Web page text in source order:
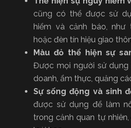
cũng có thể được sử
hiểm và cảnh báo, như
hoặc đèn tín hiệu giao
Màu đỏ thể hiện sự
Được mọi người sử dụng
doanh, ẩm thực, quảng
Sự sống động và sinh
được sử dụng để làm
trong cảnh quan tự